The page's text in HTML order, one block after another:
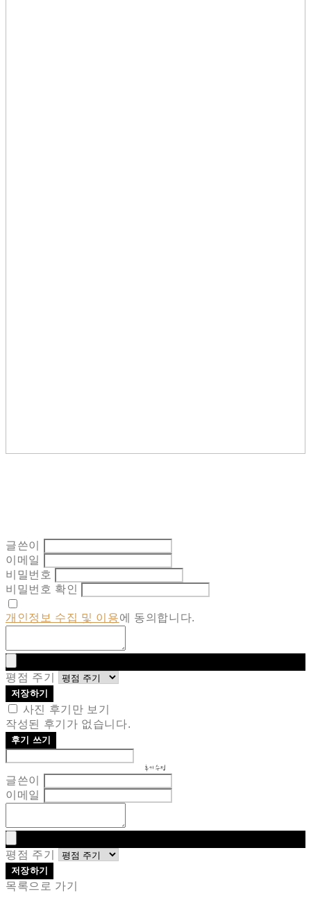
글쓴이
이메일
비밀번호
비밀번호 확인
개인정보 수집 및 이용에 동의합니다.
평점 주기
저장하기
사진 후기만 보기
작성된 후기가 없습니다.
후기 쓰기
후기 수정
글쓴이
이메일
평점 주기
저장하기
목록으로 가기